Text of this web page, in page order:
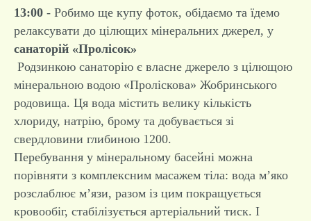
13:00 - Робимо ще купу фоток, обідаємо та їдемо
релаксувати до цілющих мінеральних джерел, у
санаторій «Пролісок»
Родзинкою санаторію є власне джерело з цілющою
мінеральною водою «Проліскова» Жобринського
родовища. Ця вода містить велику кількість
хлориду, натрію, брому та добувається зі
свердловини глибиною 1200.
Перебування у мінеральному басейні можна
порівняти з комплексним масажем тіла: вода м’яко
розслаблює м’язи, разом із цим покращується
кровообіг, стабілізується артеріальний тиск. І